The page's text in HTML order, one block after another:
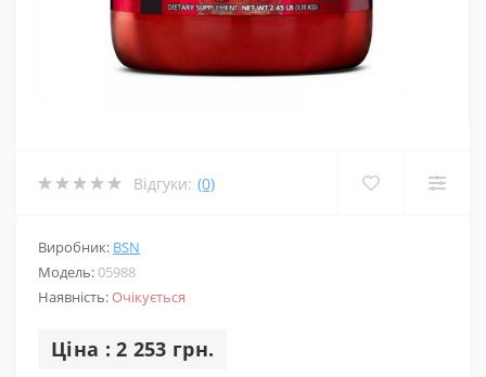
Відгуки: (0)
Виробник: BSN
Модель:05988
Наявність:Очікується
Ціна : 2 253 грн.